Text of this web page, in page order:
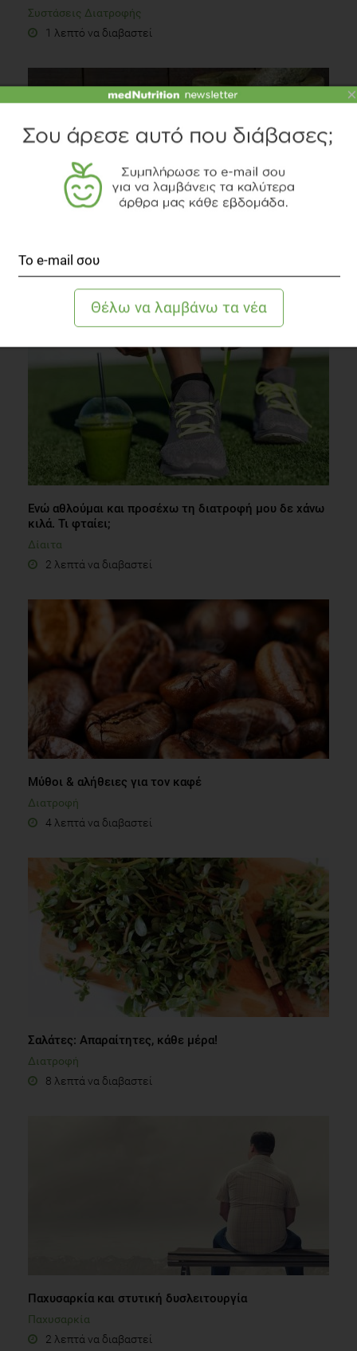
Συστάσεις Διατροφής
1 λεπτό να διαβαστεί
6 λεπτά να διαβαστεί
Ενώ αθλούμαι και προσέχω τη διατροφή μου δε χάνω
κιλά. Τι φταίει;
Δίαιτα
2 λεπτά να διαβαστεί
Μύθοι & αλήθειες για τον καφέ
Διατροφή
4 λεπτά να διαβαστεί
Σαλάτες: Απαραίτητες, κάθε μέρα!
Διατροφή
8 λεπτά να διαβαστεί
Παχυσαρκία και στυτική δυσλειτουργία
Παχυσαρκία
2 λεπτά να διαβαστεί
×